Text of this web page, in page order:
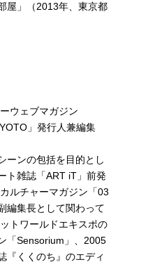
屋」（2013年、東京都
ウェブマガジン
」発行人兼編集
ーンの包括を目的とし
ト雑誌「ART iT」前発
ルチャーマガジン「03
編集長として関わって
トワールドエキスポの
「Sensorium」、2005
『くくのち』のエディ